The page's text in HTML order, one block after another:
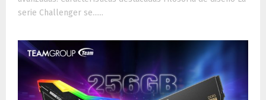
serie Challenger se......